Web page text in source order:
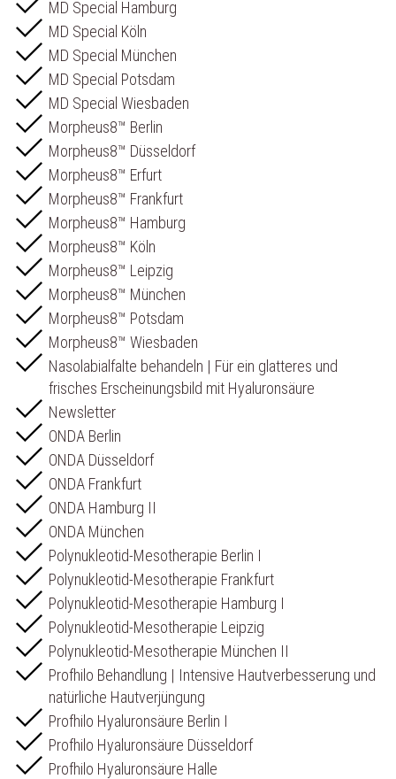
MD Special Hamburg
MD Special Köln
MD Special München
MD Special Potsdam
MD Special Wiesbaden
Morpheus8™ Berlin
Morpheus8™ Düsseldorf
Morpheus8™ Erfurt
Morpheus8™ Frankfurt
Morpheus8™ Hamburg
Morpheus8™ Köln
Morpheus8™ Leipzig
Morpheus8™ München
Morpheus8™ Potsdam
Morpheus8™ Wiesbaden
Nasolabialfalte behandeln | Für ein glatteres und
frisches Erscheinungsbild mit Hyaluronsäure
Newsletter
ONDA Berlin
ONDA Düsseldorf
ONDA Frankfurt
ONDA Hamburg II
ONDA München
Polynukleotid-Mesotherapie Berlin I
Polynukleotid-Mesotherapie Frankfurt
Polynukleotid-Mesotherapie Hamburg I
Polynukleotid-Mesotherapie Leipzig
Polynukleotid-Mesotherapie München II
Profhilo Behandlung | Intensive Hautverbesserung und
natürliche Hautverjüngung
Profhilo Hyaluronsäure Berlin I
Profhilo Hyaluronsäure Düsseldorf
Profhilo Hyaluronsäure Halle